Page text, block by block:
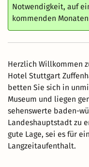
Notwendigkeit, auf
kommenden
Herzlich Willkommen
Hotel Stuttgart
betten Sie sich in
Museum und liegen
sehenswerte baden-
Landeshauptstadt zu
gute Lage, sei es für
Langzeitaufenthalt.